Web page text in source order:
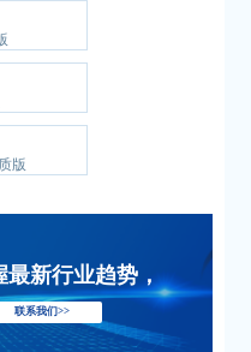
版
最新行业趋势，
联系我们>>